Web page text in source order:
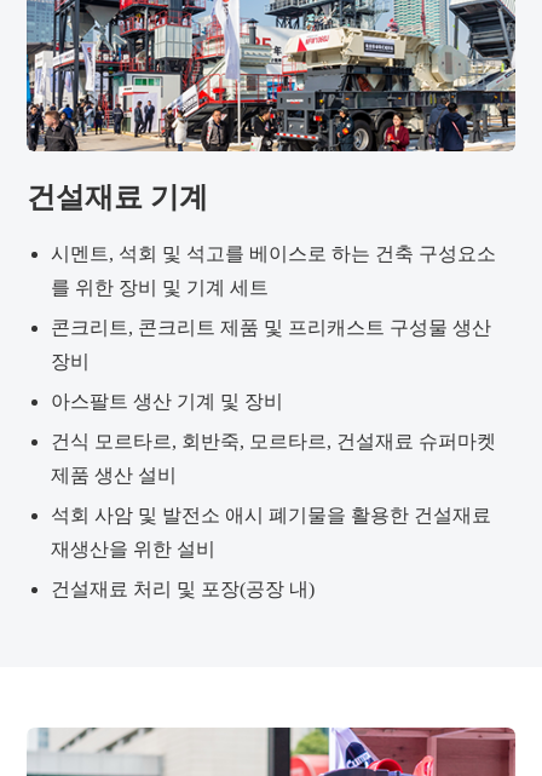
건설재료 기계
시멘트, 석회 및 석고를 베이스로 하는 건축 구성요소
를 위한 장비 및 기계 세트
콘크리트, 콘크리트 제품 및 프리캐스트 구성물 생산
장비
아스팔트 생산 기계 및 장비
건식 모르타르, 회반죽, 모르타르, 건설재료 슈퍼마켓
제품 생산 설비
석회 사암 및 발전소 애시 폐기물을 활용한 건설재료
재생산을 위한 설비
건설재료 처리 및 포장(공장 내)